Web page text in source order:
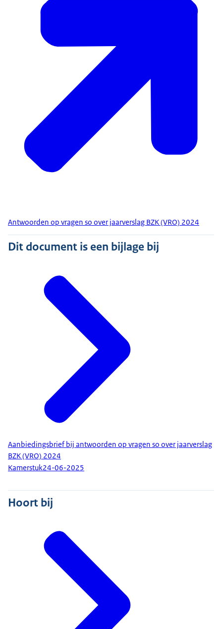
Antwoorden op vragen so over jaarverslag BZK (VRO) 2024
Dit document is een bijlage bij
Aanbiedingsbrief bij antwoorden op vragen so over jaarverslag
BZK (VRO) 2024
Kamerstuk24-06-2025
Hoort bij